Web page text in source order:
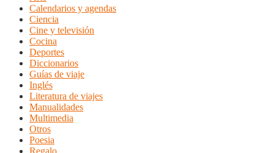
Calendarios y agendas
Ciencia
Cine y televisión
Cocina
Deportes
Diccionarios
Guías de viaje
Inglés
Literatura de viajes
Manualidades
Multimedia
Otros
Poesia
Regalo